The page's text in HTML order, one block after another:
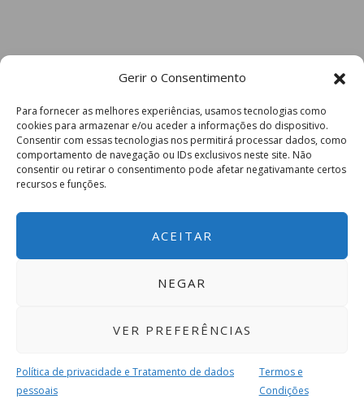
Gerir o Consentimento
Para fornecer as melhores experiências, usamos tecnologias como
cookies para armazenar e/ou aceder a informações do dispositivo.
Consentir com essas tecnologias nos permitirá processar dados, como
comportamento de navegação ou IDs exclusivos neste site. Não
consentir ou retirar o consentimento pode afetar negativamante certos
recursos e funções.
ACEITAR
NEGAR
VER PREFERÊNCIAS
Política de privacidade e Tratamento de dados
pessoais
Termos e
Condições